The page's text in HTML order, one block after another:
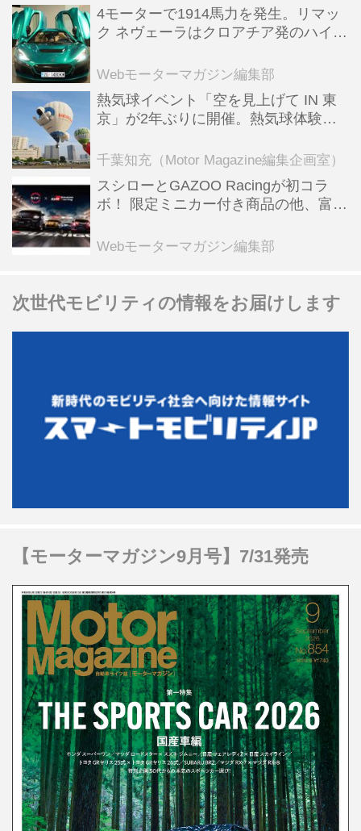
4モーターで1914馬力を発生。リマッ
ク ネヴェーラはクロアチア発のハイパ
全版／115】
Webモーターマガジン編集部
熱気球イベント「空を見上げて IN 東
京」が2年ぶりに開催。熱気球体験搭
ンテンツも
千葉知充（Motor Magazine編集企画室）
スシローとGAZOO Racingが初コラ
ボ！ 限定ミニカー付き商品の他、富士
る抽選企画などを展開
Webモーターマガジン編集部
次世代モビリティの情報をお届けします
【モーターマガジン9月号】7/31発売